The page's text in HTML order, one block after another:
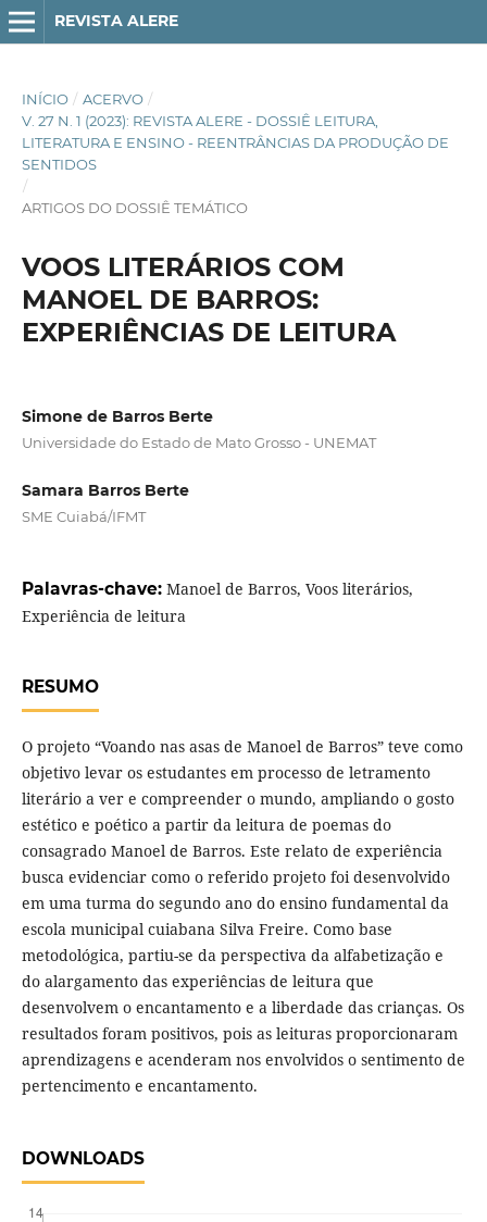
REVISTA ALERE
INÍCIO / ACERVO /
V. 27 N. 1 (2023): REVISTA ALERE - DOSSIÊ LEITURA,
LITERATURA E ENSINO - REENTRÂNCIAS DA PRODUÇÃO DE
SENTIDOS
/
ARTIGOS DO DOSSIÊ TEMÁTICO
VOOS LITERÁRIOS COM
MANOEL DE BARROS:
EXPERIÊNCIAS DE LEITURA
Simone de Barros Berte
Universidade do Estado de Mato Grosso - UNEMAT
Samara Barros Berte
SME Cuiabá/IFMT
Palavras-chave: Manoel de Barros, Voos literários,
Experiência de leitura
RESUMO
O projeto “Voando nas asas de Manoel de Barros” teve como
objetivo levar os estudantes em processo de letramento
literário a ver e compreender o mundo, ampliando o gosto
estético e poético a partir da leitura de poemas do
consagrado Manoel de Barros. Este relato de experiência
busca evidenciar como o referido projeto foi desenvolvido
em uma turma do segundo ano do ensino fundamental da
escola municipal cuiabana Silva Freire. Como base
metodológica, partiu-se da perspectiva da alfabetização e
do alargamento das experiências de leitura que
desenvolvem o encantamento e a liberdade das crianças. Os
resultados foram positivos, pois as leituras proporcionaram
aprendizagens e acenderam nos envolvidos o sentimento de
pertencimento e encantamento.
DOWNLOADS